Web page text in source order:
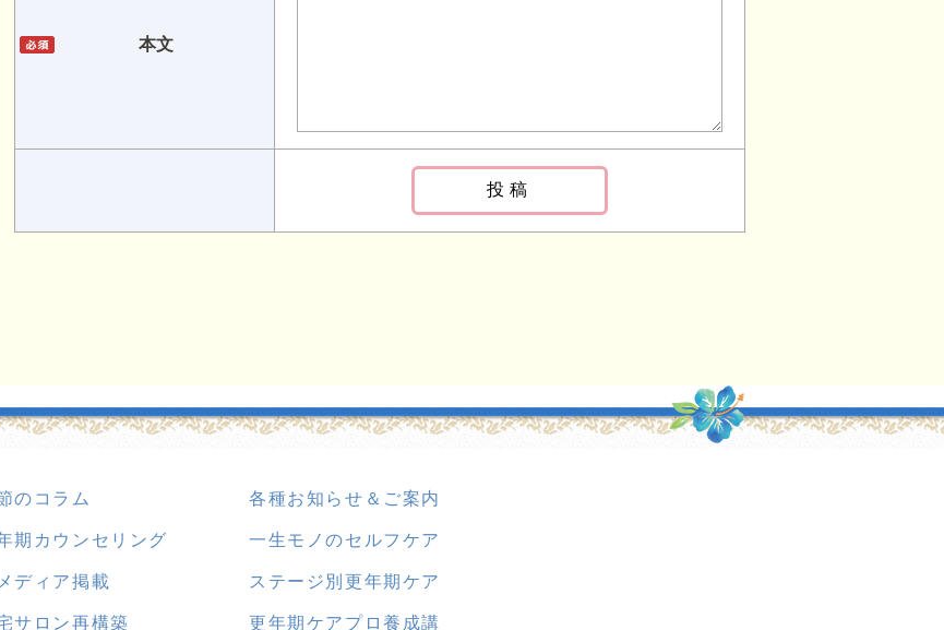
本文
のコラム 各種お知らせ＆ご案内
期カウンセリング 一生モノのセルフケア
ディア掲載 ステージ別更年期ケア
サロン再構築 更年期ケアプロ養成講